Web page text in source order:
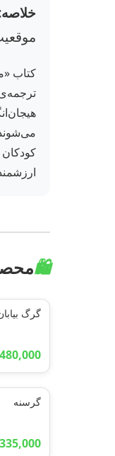
کتاب
🛍️
گرگ
480,000
گرسنه
335,000